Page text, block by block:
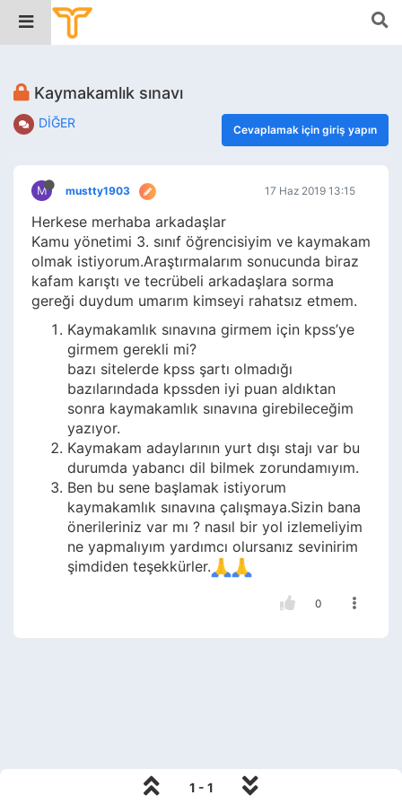
Kaymakamlık sınavı
DİĞER Cevaplamak için giriş yapın
M mustty1903 17 Haz 2019 13:15
Herkese merhaba arkadaşlar
Kamu yönetimi 3. sınıf öğrencisiyim ve kaymakam
olmak istiyorum.Araştırmalarım sonucunda biraz
kafam karıştı ve tecrübeli arkadaşlara sorma
gereği duydum umarım kimseyi rahatsız etmem.
Kaymakamlık sınavına girmem için kpss’ye
girmem gerekli mi?
bazı sitelerde kpss şartı olmadığı
bazılarındada kpssden iyi puan aldıktan
sonra kaymakamlık sınavına girebileceğim
yazıyor.
Kaymakam adaylarının yurt dışı stajı var bu
durumda yabancı dil bilmek zorundamıyım.
Ben bu sene başlamak istiyorum
kaymakamlık sınavına çalışmaya.Sizin bana
önerileriniz var mı ? nasıl bir yol izlemeliyim
ne yapmalıyım yardımcı olursanız sevinirim
şimdiden teşekkürler.
0
1 - 1